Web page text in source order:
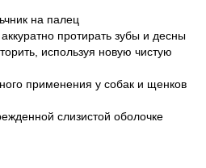
на палец
протирать зубы и десны
используя новую чистую
применения у собак и щенков
слизистой оболочке